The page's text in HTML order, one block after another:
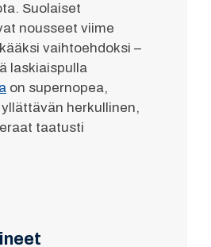
Suolaiset
nousseet viime
vaihtoehdoksi –
laskiaispulla
on supernopea,
herkullinen,
taatusti